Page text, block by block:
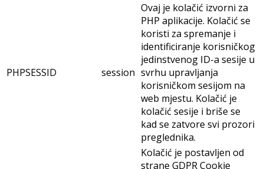
PHPSESSID session
Ovaj je kolačić izvorni za
PHP aplikacije. Kolačić se
koristi za spremanje i
identificiranje korisničkog
jedinstvenog ID-a sesije u
svrhu upravljanja
korisničkom sesijom na
web mjestu. Kolačić je
kolačić sesije i briše se
kad se zatvore svi prozori
preglednika.
Kolačić je postavljen od
strane GDPR Cookie